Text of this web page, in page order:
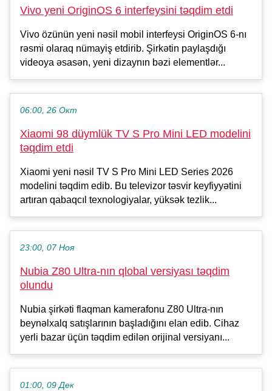
Vivo yeni OriginOS 6 interfeysini təqdim etdi
Vivo özünün yeni nəsil mobil interfeysi OriginOS 6-nı
rəsmi olaraq nümayiş etdirib. Şirkətin paylaşdığı
videoya əsasən, yeni dizaynın bəzi elementlər...
06:00, 26 Окт
Xiaomi 98 düymlük TV S Pro Mini LED modelini
təqdim etdi
Xiaomi yeni nəsil TV S Pro Mini LED Series 2026
modelini təqdim edib. Bu televizor təsvir keyfiyyətini
artıran qabaqcıl texnologiyalar, yüksək tezlik...
23:00, 07 Ноя
Nubia Z80 Ultra-nın qlobal versiyası təqdim
olundu
Nubia şirkəti flaqman kamerafonu Z80 Ultra-nın
beynəlxalq satışlarının başladığını elan edib. Cihaz
yerli bazar üçün təqdim edilən orijinal versiyanı...
01:00, 09 Дек